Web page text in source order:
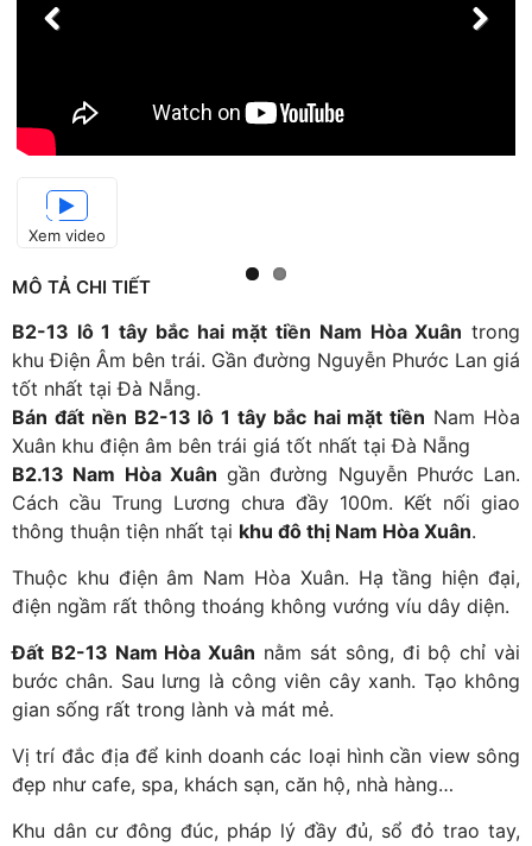
Xem video
MÔ TẢ CHI TIẾT
B2-13 lô 1 tây bắc hai mặt tiền Nam Hòa Xuân trong
khu Điện Âm bên trái. Gần đường Nguyễn Phước Lan giá
tốt nhất tại Đà Nẵng.
Bán đất nền B2-13 lô 1 tây bắc hai mặt tiền Nam Hòa
Xuân khu điện âm bên trái giá tốt nhất tại Đà Nẵng
B2.13 Nam Hòa Xuân gần đường Nguyễn Phước Lan.
Cách cầu Trung Lương chưa đầy 100m. Kết nối giao
thông thuận tiện nhất tại khu đô thị Nam Hòa Xuân.
Thuộc khu điện âm Nam Hòa Xuân. Hạ tầng hiện đại,
điện ngầm rất thông thoáng không vướng víu dây diện.
Đất B2-13 Nam Hòa Xuân nằm sát sông, đi bộ chỉ vài
bước chân. Sau lưng là công viên cây xanh. Tạo không
gian sống rất trong lành và mát mẻ.
Vị trí đắc địa để kinh doanh các loại hình cần view sông
đẹp như cafe, spa, khách sạn, căn hộ, nhà hàng…
Khu dân cư đông đúc, pháp lý đầy đủ, sổ đỏ trao tay,